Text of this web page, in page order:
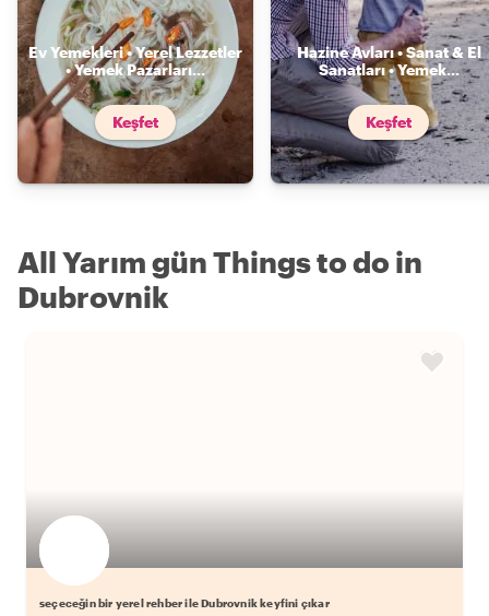
Ev Yemekleri • Yerel Lezzetler
• Yemek Pazarları...
Keşfet
Hazine Avları • Sanat & El
Sanatları • Yemek...
Keşfet
All Yarım gün Things to do in
Dubrovnik
seçeceğin bir yerel rehber ile Dubrovnik keyfini çıkar